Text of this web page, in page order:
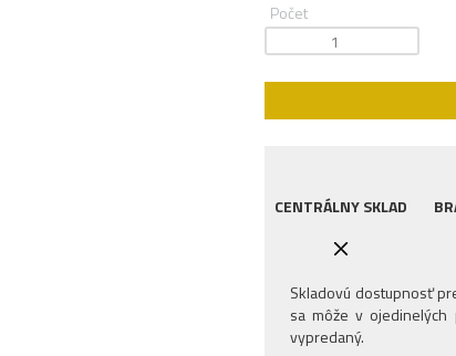
Počet
CENTRÁLNY SKLAD
Skladovú dostupnosť
sa môže v
vypredaný.